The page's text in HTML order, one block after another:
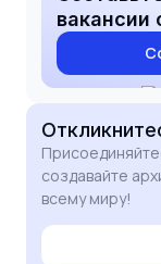
вакансии
создавайте
всему миру!